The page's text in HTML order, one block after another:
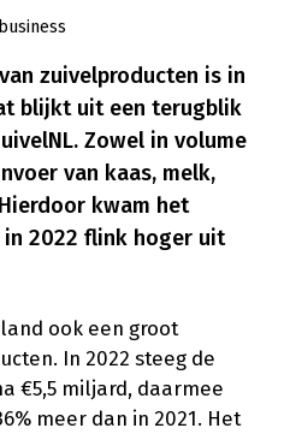
zuivelproducten is in
blijkt uit een terugblik
Zowel in volume
van kaas, melk,
kwam het
2022 flink hoger uit
ook een groot
In 2022 steeg de
€5,5 miljard, daarmee
meer dan in 2021. Het